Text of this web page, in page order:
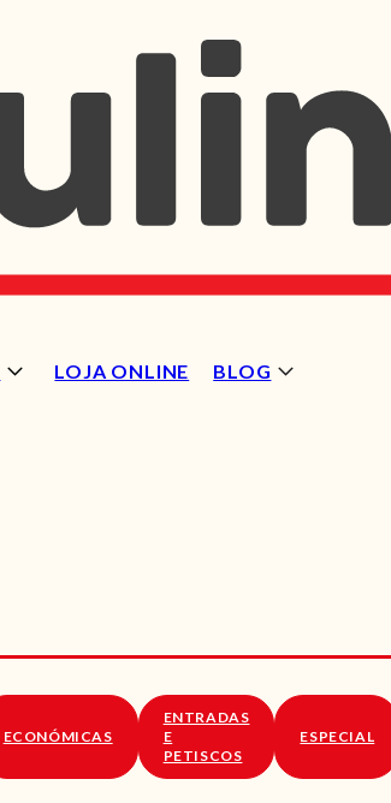
LOJA ONLINE BLOG
SOBRE NÓS
ECONÓMICAS
ENTRADAS
E
PETISCOS
ESPECIAL